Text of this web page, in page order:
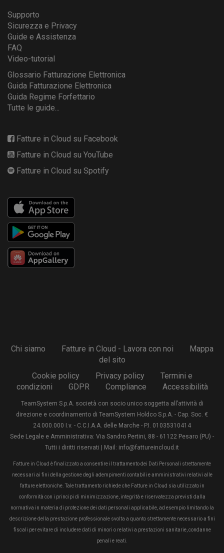
Supporto
Sicurezza e Privacy
Guide e Assistenza
FAQ
Video-tutorial
Glossario Fatturazione Elettronica
Guida Fatturazione Elettronica
Guida Regime Forfettario
Tutte le guide...
Fatture in Cloud su Facebook
Fatture in Cloud su YouTube
Fatture in Cloud su Spotify
Chi siamo Fatture in Cloud - Lavora con noi
Mappa
del sito
Cookie policy
Privacy policy
Termini e
condizioni
GDPR Compliance Accessibilità
TeamSystem S.p.A. società con socio unico soggetta all’attività di
direzione e coordinamento di TeamSystem Holdco S.p.A. - Cap. Soc. €
24.000.000 I.v. - C.C.I.A.A. delle Marche - P.I. 01035310414
Sede Legale e Amministrativa: Via Sandro Pertini, 88 - 61122 Pesaro (PU) -
Tutti i diritti riservati | Mail: info@fattureincloud.it
Fatture in Cloud è finalizzato a consentire il trattamento dei Dati Personali strettamente
necessari ai fini della gestione degli adempimenti contabili e amministrativi relativi alle
fatture elettroniche. Tale trattamento richiede che Fatture in Cloud sia utilizzato in
conformità con i principi di minimizzazione, integrità e riservatezza previsti dalla
normativa in materia di protezione dei dati personali applicabile, ad esempio limitando la
descrizione della prestazione professionale svolta a quanto strettamente necessario a fini
fiscali per evitare di includere dati di minori o relativi a prestazioni sanitarie, condanne
penali e reati.